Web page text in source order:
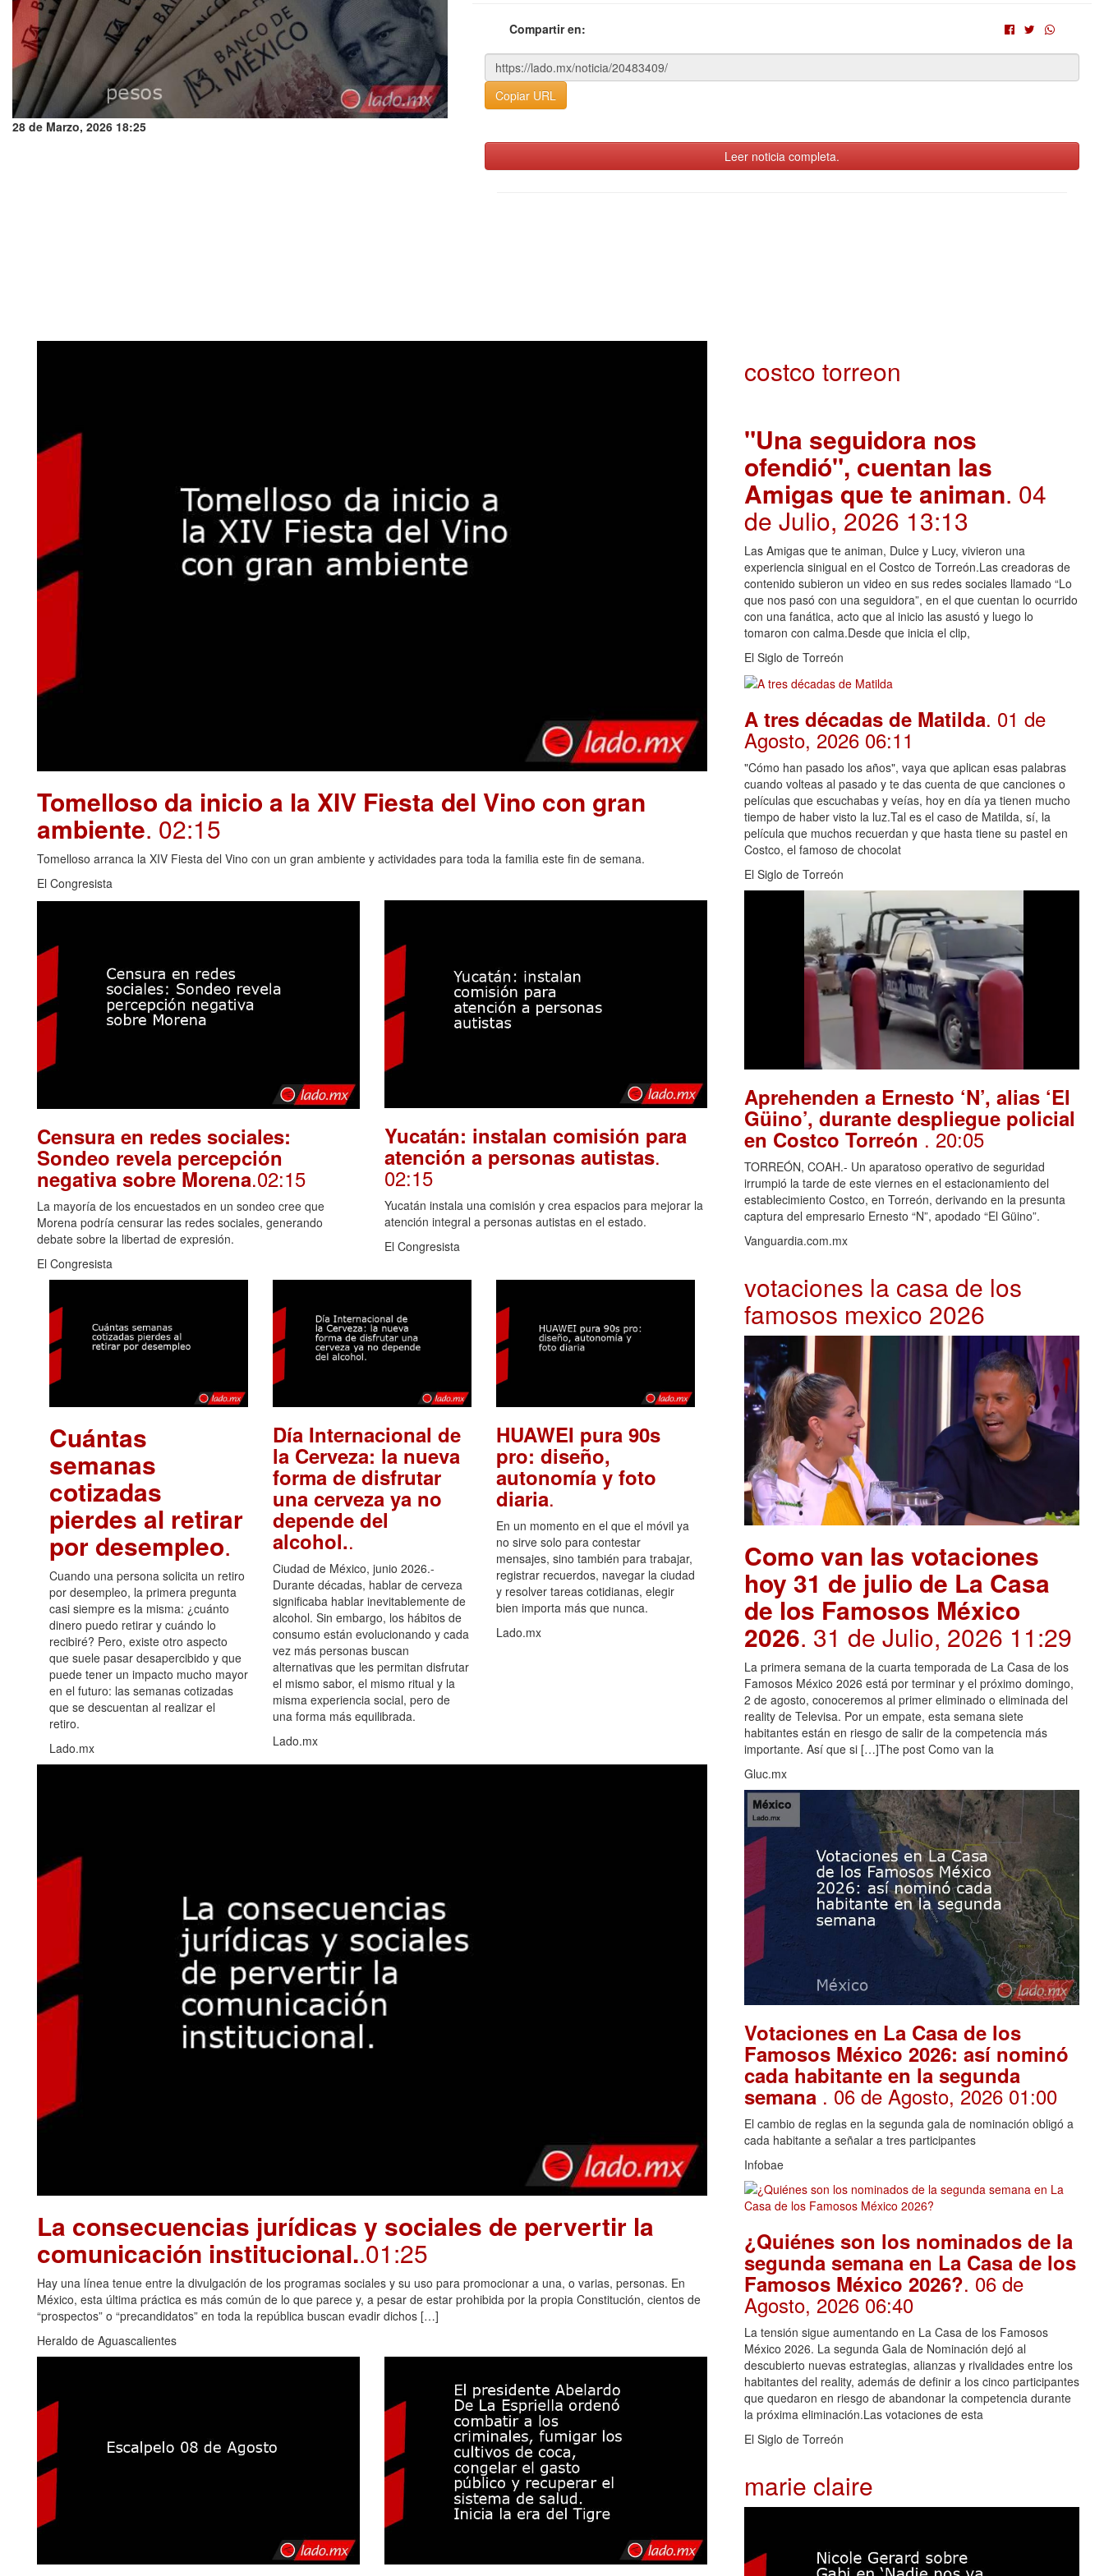
28 de Marzo, 2026 18:25
Compartir en:
Copiar URL
Leer noticia completa.
Tomelloso da inicio a la XIV Fiesta del Vino con gran
ambiente. 02:15
Tomelloso arranca la XIV Fiesta del Vino con un gran ambiente y actividades para toda la familia este fin de semana.
El Congresista
Censura en redes sociales:
Sondeo revela percepción
negativa sobre Morena.02:15
La mayoría de los encuestados en un sondeo cree que
Morena podría censurar las redes sociales, generando
debate sobre la libertad de expresión.
El Congresista
Yucatán: instalan comisión para
atención a personas autistas.
02:15
Yucatán instala una comisión y crea espacios para mejorar la
atención integral a personas autistas en el estado.
El Congresista
Cuántas
semanas
cotizadas
pierdes al retirar
por desempleo.
Cuando una persona solicita un retiro
por desempleo, la primera pregunta
casi siempre es la misma: ¿cuánto
dinero puedo retirar y cuándo lo
recibiré? Pero, existe otro aspecto
que suele pasar desapercibido y que
puede tener un impacto mucho mayor
en el futuro: las semanas cotizadas
que se descuentan al realizar el
retiro.
Lado.mx
Día Internacional de
la Cerveza: la nueva
forma de disfrutar
una cerveza ya no
depende del
alcohol..
Ciudad de México, junio 2026.-
Durante décadas, hablar de cerveza
significaba hablar inevitablemente de
alcohol. Sin embargo, los hábitos de
consumo están evolucionando y cada
vez más personas buscan
alternativas que les permitan disfrutar
el mismo sabor, el mismo ritual y la
misma experiencia social, pero de
una forma más equilibrada.
Lado.mx
HUAWEI pura 90s
pro: diseño,
autonomía y foto
diaria.
En un momento en el que el móvil ya
no sirve solo para contestar
mensajes, sino también para trabajar,
registrar recuerdos, navegar la ciudad
y resolver tareas cotidianas, elegir
bien importa más que nunca.
Lado.mx
La consecuencias jurídicas y sociales de pervertir la
comunicación institucional..01:25
Hay una línea tenue entre la divulgación de los programas sociales y su uso para promocionar a una, o varias, personas. En
México, esta última práctica es más común de lo que parece y, a pesar de estar prohibida por la propia Constitución, cientos de
“prospectos” o “precandidatos” en toda la república buscan evadir dichos […]
Heraldo de Aguascalientes
costco torreon
"Una seguidora nos
ofendió", cuentan las
Amigas que te animan. 04
de Julio, 2026 13:13
Las Amigas que te animan, Dulce y Lucy, vivieron una
experiencia sinigual en el Costco de Torreón.Las creadoras de
contenido subieron un video en sus redes sociales llamado “Lo
que nos pasó con una seguidora”, en el que cuentan lo ocurrido
con una fanática, acto que al inicio las asustó y luego lo
tomaron con calma.Desde que inicia el clip,
El Siglo de Torreón
A tres décadas de Matilda. 01 de
Agosto, 2026 06:11
"Cómo han pasado los años", vaya que aplican esas palabras
cuando volteas al pasado y te das cuenta de que canciones o
películas que escuchabas y veías, hoy en día ya tienen mucho
tiempo de haber visto la luz.Tal es el caso de Matilda, sí, la
película que muchos recuerdan y que hasta tiene su pastel en
Costco, el famoso de chocolat
El Siglo de Torreón
Aprehenden a Ernesto ‘N’, alias ‘El
Güino’, durante despliegue policial
en Costco Torreón . 20:05
TORREÓN, COAH.- Un aparatoso operativo de seguridad
irrumpió la tarde de este viernes en el estacionamiento del
establecimiento Costco, en Torreón, derivando en la presunta
captura del empresario Ernesto “N”, apodado “El Güino”.
Vanguardia.com.mx
votaciones la casa de los
famosos mexico 2026
Como van las votaciones
hoy 31 de julio de La Casa
de los Famosos México
2026. 31 de Julio, 2026 11:29
La primera semana de la cuarta temporada de La Casa de los
Famosos México 2026 está por terminar y el próximo domingo,
2 de agosto, conoceremos al primer eliminado o eliminada del
reality de Televisa. Por un empate, esta semana siete
habitantes están en riesgo de salir de la competencia más
importante. Así que si […]The post Como van la
Gluc.mx
Votaciones en La Casa de los
Famosos México 2026: así nominó
cada habitante en la segunda
semana . 06 de Agosto, 2026 01:00
El cambio de reglas en la segunda gala de nominación obligó a
cada habitante a señalar a tres participantes
Infobae
¿Quiénes son los nominados de la
segunda semana en La Casa de los
Famosos México 2026?. 06 de
Agosto, 2026 06:40
La tensión sigue aumentando en La Casa de los Famosos
México 2026. La segunda Gala de Nominación dejó al
descubierto nuevas estrategias, alianzas y rivalidades entre los
habitantes del reality, además de definir a los cinco participantes
que quedaron en riesgo de abandonar la competencia durante
la próxima eliminación.Las votaciones de esta
El Siglo de Torreón
marie claire